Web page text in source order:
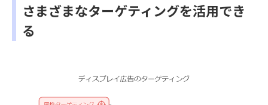
さまざまなターゲティングを活用でき
る